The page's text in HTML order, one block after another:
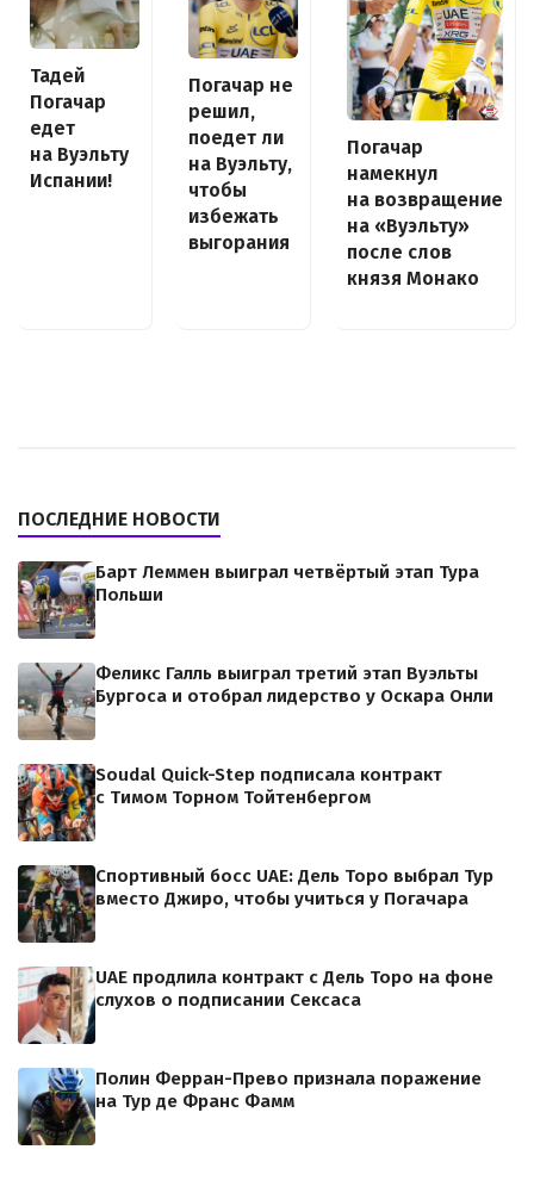
Тадей
Погачар
едет
на Вуэльту
Испании!
Погачар не
решил,
поедет ли
на Вуэльту,
чтобы
избежать
выгорания
Погачар
намекнул
на возвращение
на «Вуэльту»
после слов
князя Монако
ПОСЛЕДНИЕ НОВОСТИ
Барт Леммен выиграл четвёртый этап Тура
Польши
Феликс Галль выиграл третий этап Вуэльты
Бургоса и отобрал лидерство у Оскара Онли
Soudal Quick-Step подписала контракт
с Тимом Торном Тойтенбергом
Спортивный босс UAE: Дель Торо выбрал Тур
вместо Джиро, чтобы учиться у Погачара
UAE продлила контракт с Дель Торо на фоне
слухов о подписании Сексаса
Полин Ферран-Прево признала поражение
на Тур де Франс Фамм